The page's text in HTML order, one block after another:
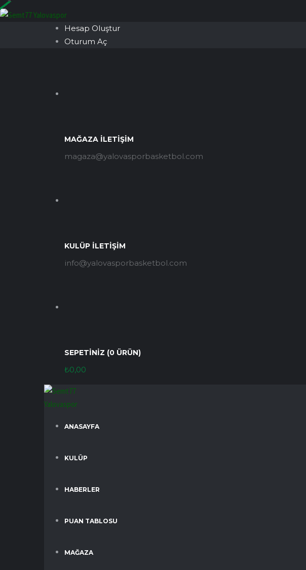
Hesap Oluştur
Oturum Aç
MAĞAZA İLETIŞIM
magaza@yalovasporbasketbol.com
KULÜP İLETIŞIM
info@yalovasporbasketbol.com
SEPETINIZ (0 ÜRÜN)
₺0,00
ANASAYFA
KULÜP
HABERLER
PUAN TABLOSU
MAĞAZA